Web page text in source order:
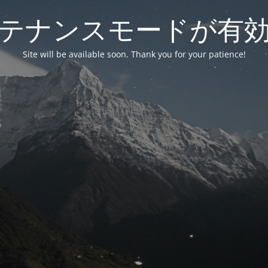
ナンスモードが有
Site will be available soon. Thank you for your patience!